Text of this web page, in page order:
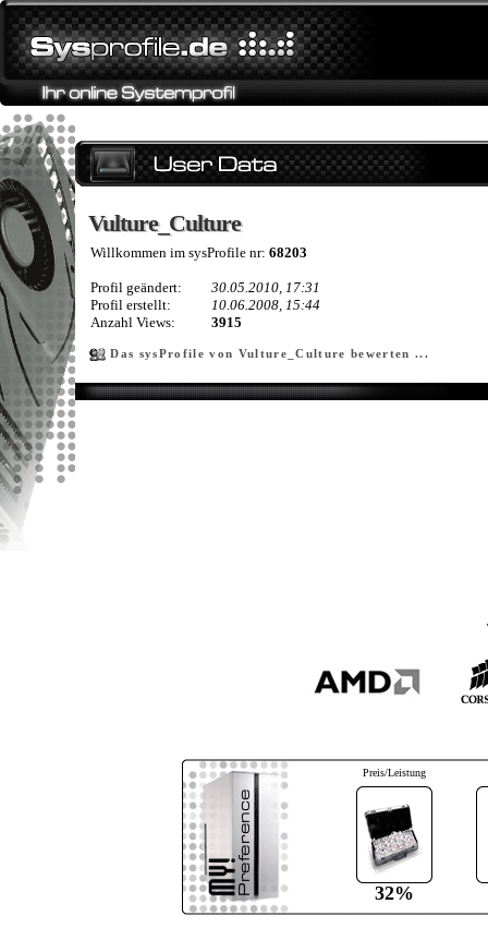
Vulture_Culture
Vulture_Culture
Willkommen im sysProfile nr: 68203
Profil geändert:
30.05.2010, 17:31
Profil erstellt:
10.06.2008, 15:44
Anzahl Views:
3915
Das sysProfile von Vulture_Culture bewerten ...
Preis/Leistung
32%